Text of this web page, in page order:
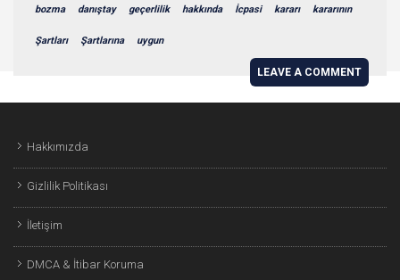
bozma danıştay geçerlilik hakkında İcpasi kararı kararının
Şartları Şartlarına uygun
LEAVE A COMMENT
Hakkımızda
Gizlilik Politikası
İletişim
DMCA & İtibar Koruma